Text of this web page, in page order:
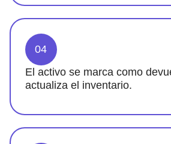
04
El activo se marca como
actualiza el inventario.